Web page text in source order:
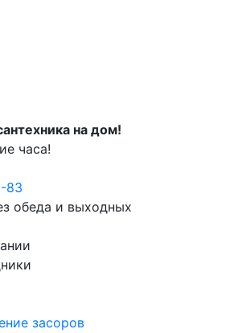
на дом!
часа!
83
обеда и выходных
засоров